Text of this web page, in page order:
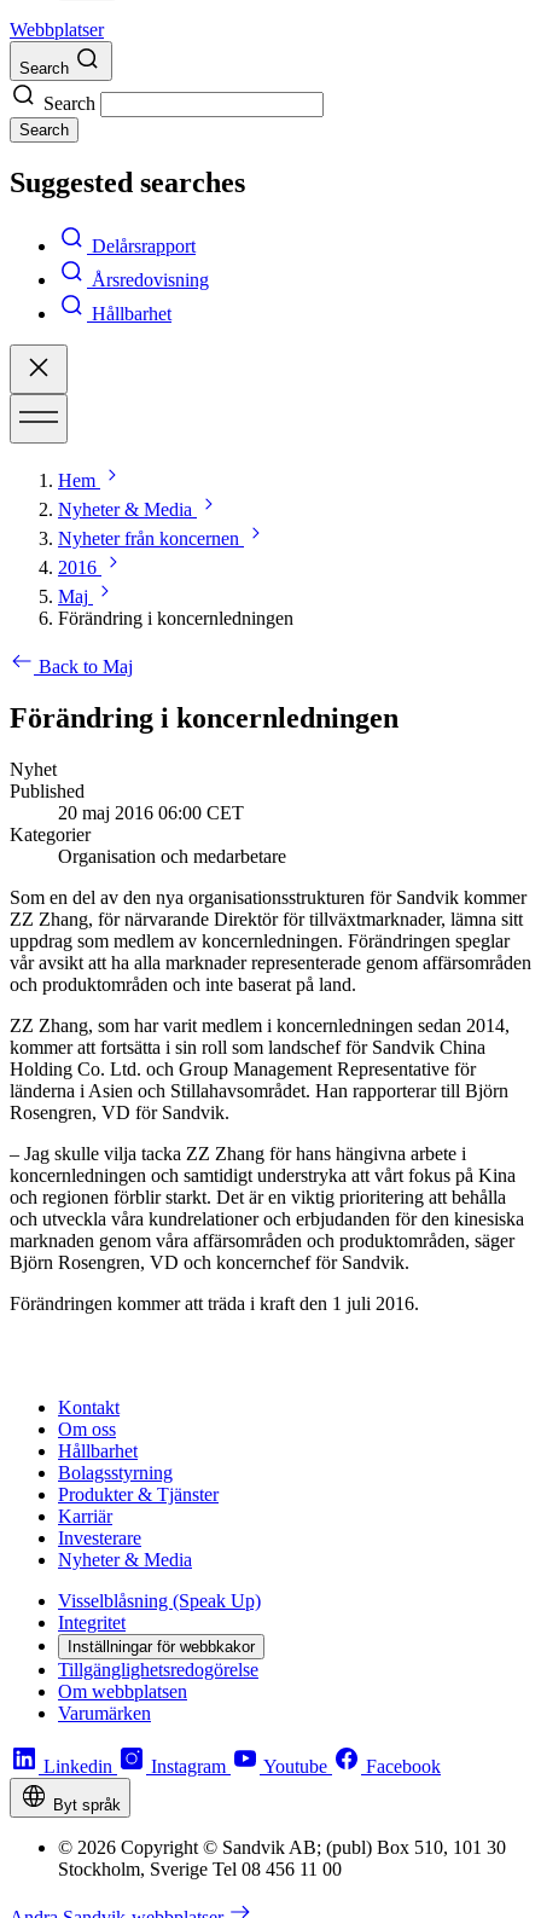
Webbplatser
Search
Search
Search
Suggested searches
Delårsrapport
Årsredovisning
Hållbarhet
Hem
Nyheter & Media
Nyheter från koncernen
2016
Maj
Förändring i koncernledningen
Back to Maj
Förändring i koncernledningen
Nyhet
Published
20 maj 2016 06:00 CET
Kategorier
Organisation och medarbetare
Som en del av den nya organisationsstrukturen för Sandvik kommer
ZZ Zhang, för närvarande Direktör för tillväxtmarknader, lämna sitt
uppdrag som medlem av koncernledningen. Förändringen speglar
vår avsikt att ha alla marknader representerade genom affärsområden
och produktområden och inte baserat på land.
ZZ Zhang, som har varit medlem i koncernledningen sedan 2014,
kommer att fortsätta i sin roll som landschef för Sandvik China
Holding Co. Ltd. och Group Management Representative för
länderna i Asien och Stillahavsområdet. Han rapporterar till Björn
Rosengren, VD för Sandvik.
– Jag skulle vilja tacka ZZ Zhang för hans hängivna arbete i
koncernledningen och samtidigt understryka att vårt fokus på Kina
och regionen förblir starkt. Det är en viktig prioritering att behålla
och utveckla våra kundrelationer och erbjudanden för den kinesiska
marknaden genom våra affärsområden och produktområden, säger
Björn Rosengren, VD och koncernchef för Sandvik.
Förändringen kommer att träda i kraft den 1 juli 2016.
Kontakt
Om oss
Hållbarhet
Bolagsstyrning
Produkter & Tjänster
Karriär
Investerare
Nyheter & Media
Visselblåsning (Speak Up)
Integritet
Inställningar för webbkakor
Tillgänglighetsredogörelse
Om webbplatsen
Varumärken
Linkedin Instagram Youtube Facebook
Byt språk
© 2026 Copyright © Sandvik AB; (publ) Box 510, 101 30
Stockholm, Sverige Tel 08 456 11 00